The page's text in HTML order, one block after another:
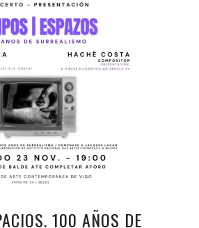
100 AÑOS DE